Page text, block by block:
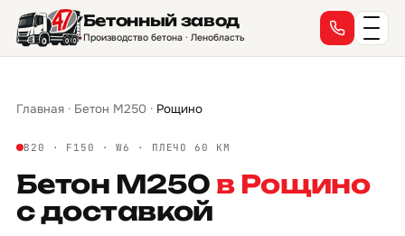
Бетонный завод
Производство бетона · Ленобласть
Главная · Бетон М250 · Рощино
B20 · F150 · W6 · ПЛЕЧО 60 КМ
Бетон М250 в Рощино
с доставкой